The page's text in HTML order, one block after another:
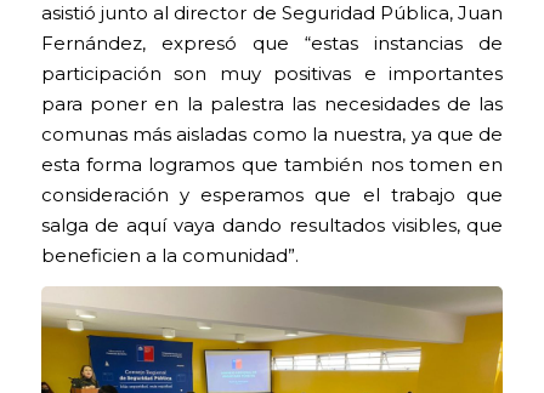
asistió junto al director de Seguridad Pública, Juan
Fernández, expresó que “estas instancias de
participación son muy positivas e importantes
para poner en la palestra las necesidades de las
comunas más aisladas como la nuestra, ya que de
esta forma logramos que también nos tomen en
consideración y esperamos que el trabajo que
salga de aquí vaya dando resultados visibles, que
beneficien a la comunidad”.